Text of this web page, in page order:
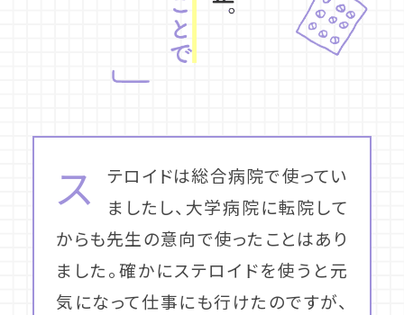
ス
テロイドは総合病院で使ってい
ましたし、大学病院に転院して
からも先生の意向で使ったことはあり
ました。確かにステロイドを使うと元
気になって仕事にも行けたのですが、